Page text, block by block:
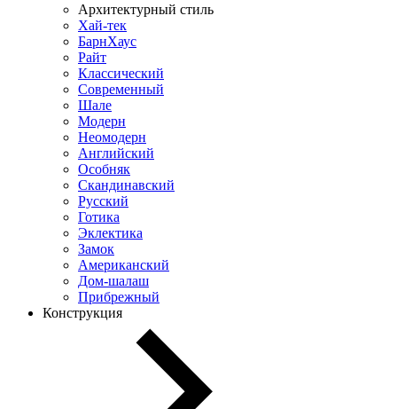
Архитектурный стиль
Хай-тек
БарнХаус
Райт
Классический
Современный
Шале
Модерн
Неомодерн
Английский
Особняк
Скандинавский
Русский
Готика
Эклектика
Замок
Американский
Дом-шалаш
Прибрежный
Конструкция